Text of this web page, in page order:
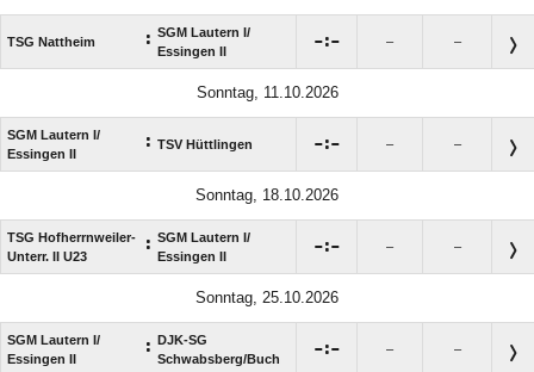
TSG Nattheim : SGM Lautern I/​
Essingen II
: – –
Sonntag, 11.10.2026
SGM Lautern I/​
Essingen II
: TSV Hüttlingen : – –
Sonntag, 18.10.2026
TSG Hofherrnweiler-
Unterr. II U23
: SGM Lautern I/​
Essingen II
: – –
Sonntag, 25.10.2026
SGM Lautern I/​
Essingen II
: DJK-SG
Schwabsberg/​Buch
: – –